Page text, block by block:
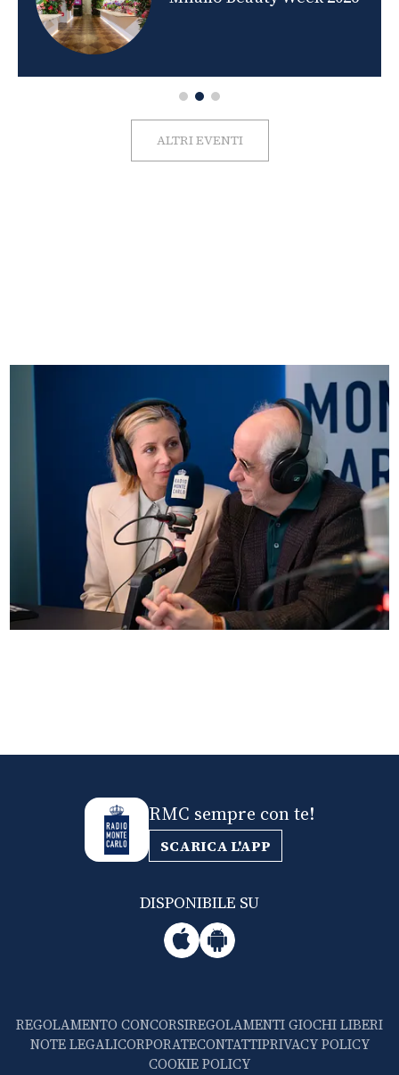
ALTRI EVENTI
RMC sempre con te!
SCARICA L'APP
DISPONIBILE SU
REGOLAMENTO CONCORSIREGOLAMENTI GIOCHI LIBERI
NOTE LEGALICORPORATECONTATTIPRIVACY POLICY
COOKIE POLICY